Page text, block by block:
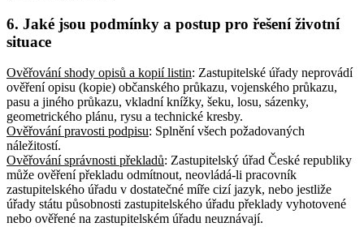
6. Jaké jsou podmínky a postup pro řešení životní
situace
Ověřování shody opisů a kopií listin: Zastupitelské úřady neprovádí
ověření opisu (kopie) občanského průkazu, vojenského průkazu,
pasu a jiného průkazu, vkladní knížky, šeku, losu, sázenky,
geometrického plánu, rysu a technické kresby.
Ověřování pravosti podpisu: Splnění všech požadovaných
náležitostí.
Ověřování správnosti překladů: Zastupitelský úřad České republiky
může ověření překladu odmítnout, neovládá-li pracovník
zastupitelského úřadu v dostatečné míře cizí jazyk, nebo jestliže
úřady státu působnosti zastupitelského úřadu překlady vyhotovené
nebo ověřené na zastupitelském úřadu neuznávají.